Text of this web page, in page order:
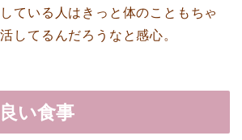
ている人はきっと体のこともちゃ
してるんだろうなと感心。
い食事